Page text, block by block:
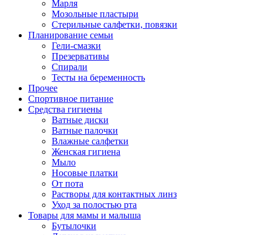
Марля
Мозольные пластыри
Стерильные салфетки, повязки
Планирование семьи
Гели-смазки
Презервативы
Спирали
Тесты на беременность
Прочее
Спортивное питание
Средства гигиены
Ватные диски
Ватные палочки
Влажные салфетки
Женская гигиена
Мыло
Носовые платки
От пота
Растворы для контактных линз
Уход за полостью рта
Товары для мамы и малыша
Бутылочки